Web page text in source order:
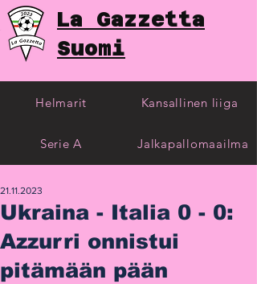
La Gazzetta
Suomi
Helmarit
Serie A
Kansallinen liiga
Jalkapallomaailma
Ukraina - Italia 0 - 0:
Azzurri onnistui
pitämään pään
21.11.2023